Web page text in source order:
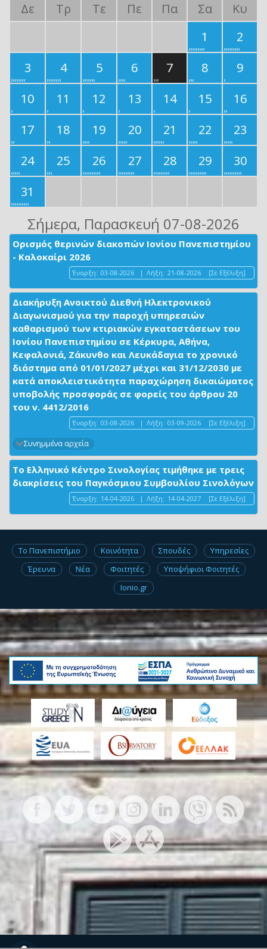
Δε Τρ Τε Πε Πα Σα
Κυ
1
2
3
4 5 6 7 8
9
10
11 12 13 14 15
16
17
18 19 20 21 22
23
24
25 26 27 28 29
30
31
Σήμερα, Παρασκευή 07-08-2026
Ορισμός θερινών διακοπών Ιονίου Πανεπιστημίου
- Καλοκαίρι 2026
Έναρξη: 03-08-2026 | Λήξη: 21-08-2026 [Σε Εξέλιξη]
Διακήρυξη Ανοικτού Διεθνή Ηλεκτρονικού
Διαγωνισμού για την παροχή υπηρεσιών
καθαρισμού των κτιριακών εγκαταστάσεων του
Ιονίου Πανεπιστημίου σε Κέρκυρα, Αθήνα,
Κεφαλονιά, Ζάκυνθο και Λευκάδαγια το χρονικό
διάστημα από 01/01/2027 μέχρι και 31/12/2030 με
κατά αποκλειστικότητα παραχώρηση δικαιώματος
υποβολής προσφοράς σε φορείς του άρθρου 20
του ν. 4412/2016
Έναρξη: 03-08-2026 | Λήξη: 03-09-2026 [Σε Εξέλιξη]
Συνημμένα αρχεία
Το Ελληνικό Κέντρο Σινολογίας τιμήθηκε με τρεις
διακρίσεις του Παγκόσμιου Συμβουλίου Σινολόγων
Έναρξη: 14-04-2026 | Λήξη: 14-04-2027 [Σε Εξέλιξη]
Το Πανεπιστήμιο Κοινότητα Σπουδές
Υπηρεσίες
Έρευνα
Νέα Φοιτητές
Υποψήφιοι Φοιτητές
Ionio.gr